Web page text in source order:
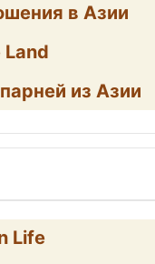
в Азии
Land
из Азии
Life